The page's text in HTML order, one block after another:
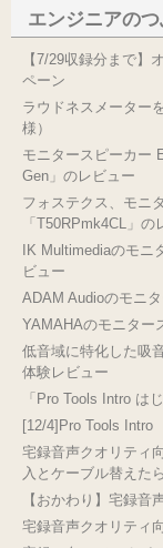
エンジニアのつ
【7/29収録分まで】
ペーン
ラウドネスメーター
様）
モニタースピーカー
Gen」のレビュー
フォステクス、モニ
「T50RPmk4CL」の
IK Multimediaのモニ
ビュー
ADAM Audioのモニ
YAMAHAのモニター
低音域に特化した吸
体験レビュー
「Pro Tools Intro は
[12/4]Pro Tools
宅録音声クオリテ
入とケーブル替えた
【おかわり】宅録
宅録音声クオリティ